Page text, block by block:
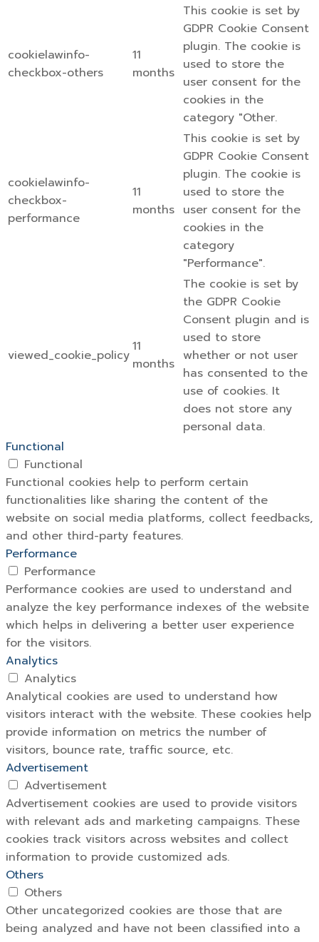
cookielawinfo-
checkbox-others
11
months
This cookie is set by
GDPR Cookie Consent
plugin. The cookie is
used to store the
user consent for the
cookies in the
category "Other.
cookielawinfo-
checkbox-
performance
11
months
This cookie is set by
GDPR Cookie Consent
plugin. The cookie is
used to store the
user consent for the
cookies in the
category
"Performance".
viewed_cookie_policy
11
months
The cookie is set by
the GDPR Cookie
Consent plugin and is
used to store
whether or not user
has consented to the
use of cookies. It
does not store any
personal data.
Functional
Functional
Functional cookies help to perform certain
functionalities like sharing the content of the
website on social media platforms, collect feedbacks,
and other third-party features.
Performance
Performance
Performance cookies are used to understand and
analyze the key performance indexes of the website
which helps in delivering a better user experience
for the visitors.
Analytics
Analytics
Analytical cookies are used to understand how
visitors interact with the website. These cookies help
provide information on metrics the number of
visitors, bounce rate, traffic source, etc.
Advertisement
Advertisement
Advertisement cookies are used to provide visitors
with relevant ads and marketing campaigns. These
cookies track visitors across websites and collect
information to provide customized ads.
Others
Others
Other uncategorized cookies are those that are
being analyzed and have not been classified into a